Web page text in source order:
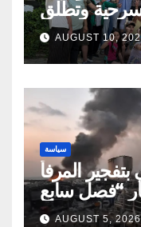
وتطلق
مهرجان صيف الجاهلية 2026 الجاهلية-
الشوف-لبنان
AUGUST 10,
سياسة
بتفجير المرفأ
“فصل سابع
ونصف”
AUGUST 5,